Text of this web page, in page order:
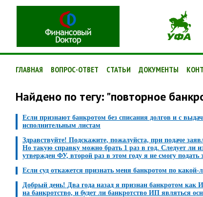
ГЛАВНАЯ ВОПРОС-ОТВЕТ СТАТЬИ ДОКУМЕНТЫ
Найдено по тегу: "повторное
Если признают банкротом без списания долгов и с
исполнительным листам
Здравствуйте! Подскажите, пожалуйста, при подаче
Но такую справку можно брать 1 раз в год. Следует ли
утвержден ФУ, второй раз в этом году я не смогу подать
Если суд откажется признать меня банкротом по какой-
Добрый день! Два года назад я признан банкротом как
на банкротство, и будет ли банкротство ИП являться